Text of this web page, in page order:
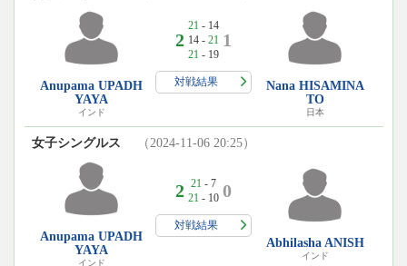
Anupama UPADH
YAYA
インド
2
21 - 14
14 - 21
21 - 19
1
対戦結果
Nana HISAMINA
TO
日本
女子シングルス （2024-11-06 20:25）
Anupama UPADH
YAYA
インド
2 21 - 7
21 - 10 0
対戦結果
Abhilasha ANISH
インド